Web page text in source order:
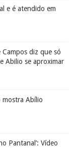
e é atendido em
diz que só
Abilio se aproximar
mostra Abílio
Pantanal’: Vídeo